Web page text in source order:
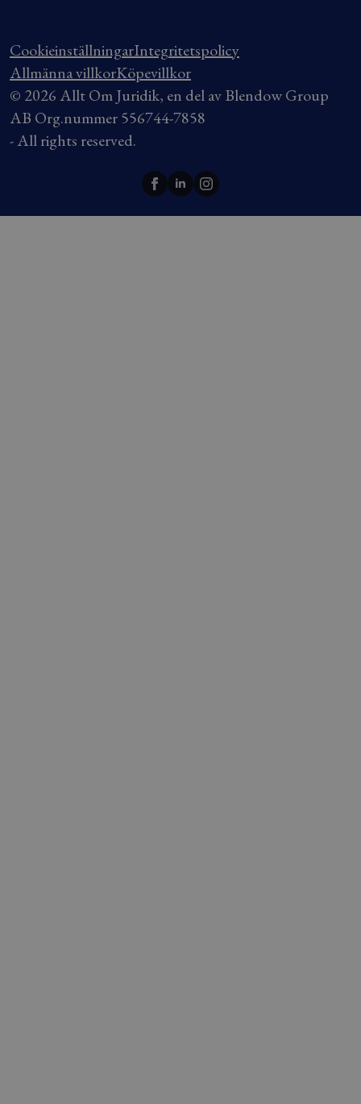
CookieinställningarIntegritetspolicy
Allmänna villkorKöpevillkor
© 2026 Allt Om Juridik, en del av Blendow Group
AB Org.nummer 556744-7858
- All rights reserved.